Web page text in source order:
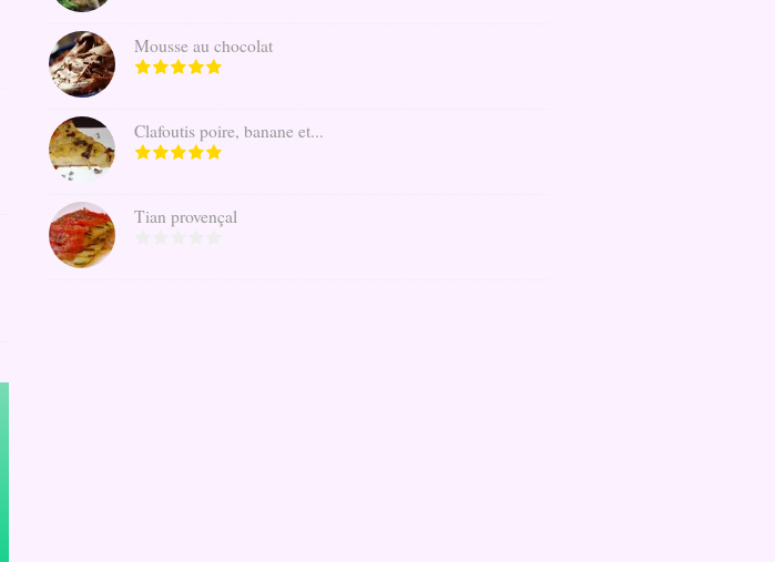
Mousse au chocolat
Clafoutis poire, banane et...
Tian provençal